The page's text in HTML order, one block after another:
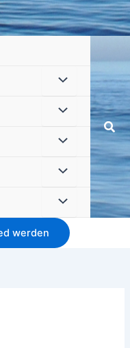
werden